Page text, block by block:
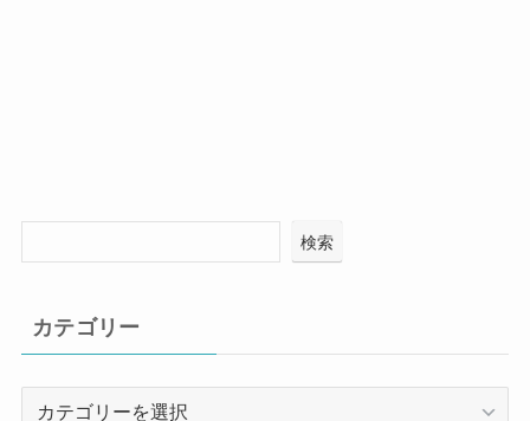
検索
カテゴリー